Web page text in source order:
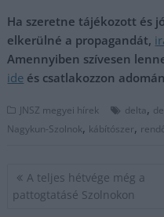
Ha szeretne tájékozott és
elkerülné a propagandát,
Amennyiben szívesen
ide és csatlakozzon
JNSZ megyei hírek delta,
Nagykun-Szolnok, kábítószer,
Bejegyzés
navigáció
A teljes hétvége még a
pattogtatásé Szolnokon